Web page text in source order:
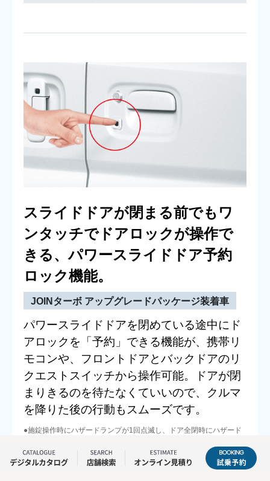
スライドドアが閉まる前でもワ
ンタッチでドアロックが操作で
きる、パワースライドドア予約
ロック機能。
JOINターボ アップグレードパッケージ装着車
パワースライドドアを閉めている途中にド
アロックを「予約」できる機能が、携帯リ
モコンや、フロントドアとバックドアのリ
クエストスイッチから操作可能。ドアが閉
まりきるのを待たなくていいので、クルマ
を降りた後の行動もスムーズです。
●施錠操作時にハザードランプが1回点滅し、ドア全閉時にハザード
す。施錠されたことを必ず確認してください。